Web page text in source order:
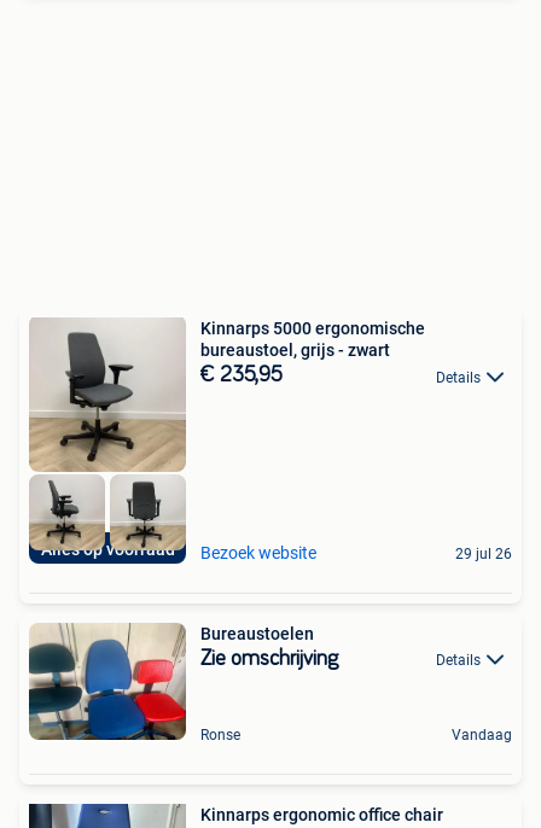
Alles op voorraad
Kinnarps 5000 ergonomische
bureaustoel, grijs - zwart
€ 235,95 Details
Bezoek website 29 jul 26
Bureaustoelen
Zie omschrijving Details
Ronse Vandaag
Kinnarps ergonomic office chair